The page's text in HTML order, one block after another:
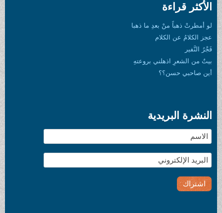
الأكثر قراءة
لو أمطرتْ ذهباً منْ بعدِ ما ذهبا
عجز الكلامُ عن الكلام
فَجْرُ النَّفير
بيتٌ من الشعرِ اذهلني بروعتهِ
أين صاحبي حسن؟؟
النشرة البريدية